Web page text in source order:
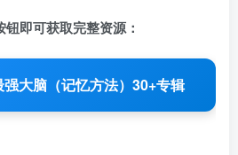
钮即可获取完整资源：
大脑（记忆方法）30+专辑